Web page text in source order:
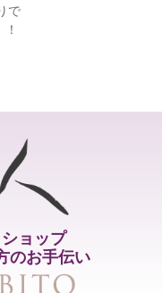
で
ョップ
のお手伝い